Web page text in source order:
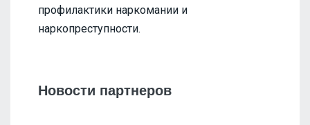
профилактики наркомании и
наркопреступности.
Новости партнеров